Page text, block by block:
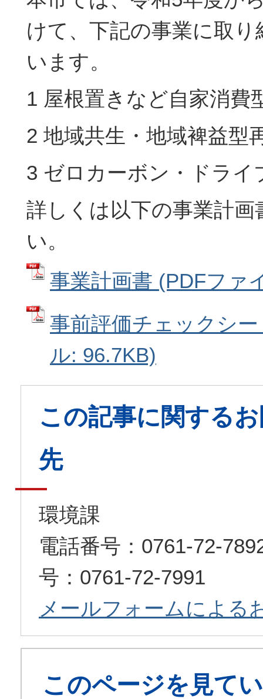
けて、下記の事業に取
います。
1 屋根置きなど自家消費
2 地域共生・地域裨益型
3 ゼロカーボン・ドライ
詳しくは以下の事業計
い。
事業計画書 (PDFファ
事前評価チェックシ
ル: 96.7KB)
この記事に関する
先
環境課
電話番号：0761-72-
号：0761-72-7991
メールフォームによる
このページを見て